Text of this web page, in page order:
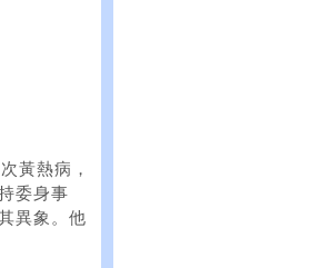
黃熱病，
委身事
異象。他